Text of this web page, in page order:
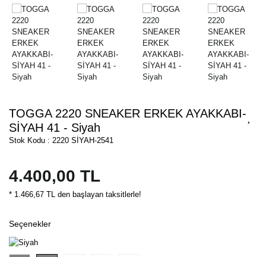
TOGGA 2220 SNEAKER ERKEK AYAKKABI-
SİYAH 41 - Siyah
Stok Kodu : 2220 SİYAH-2541
4.400,00 TL
* 1.466,67 TL den başlayan taksitlerle!
Seçenekler